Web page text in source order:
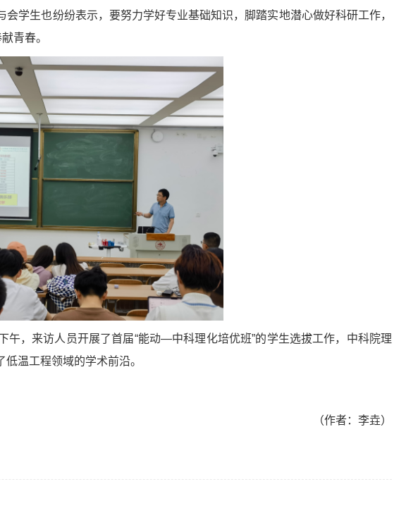
学生也纷纷表示，要努力学好专业基础知识，脚踏实地潜心做好科研工作，
青春。
午，来访人员开展了首届“能动—中科理化培优班”的学生选拔工作，中科院理
温工程领域的学术前沿。
（作者：李垚）